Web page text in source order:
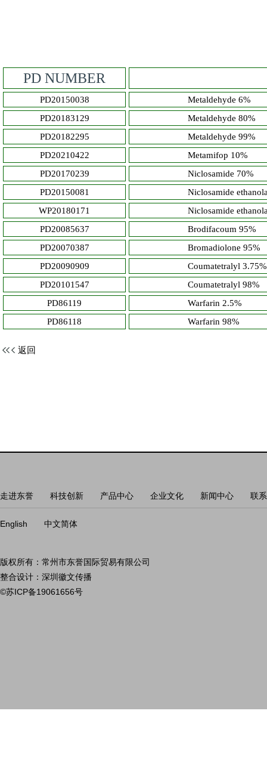
PD NUMBER
PD20150038
Metaldehyde 6%
PD20183129
Metaldehyde 80%
PD20182295
Metaldehyde 99%
PD20210422
Metamifop 10%
PD20170239
Niclosamide 70%
PD20150081
Niclosamide
WP20180171
Niclosamide ethanolamine
PD20085637
Brodifacoum 95%
PD20070387
Bromadiolone 95%
PD20090909
Coumatetralyl 3.75%
PD20101547
Coumatetralyl 98%
PD86119
Warfarin 2.5%
PD86118
Warfarin 98%
返回
走进东誉 科技创新 产品中心 企业文化 新闻中心 联
English 中文简体
版权所有：常州市东誉国际贸易有限公司
整合设计：深圳徽文传播
©苏ICP备19061656号